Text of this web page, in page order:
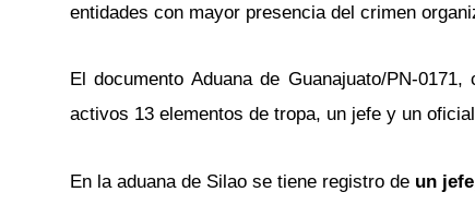
entidades con mayor presencia del crimen
El documento Aduana de Guanajuato/PN-
activos 13 elementos de tropa, un jefe y un
En la aduana de Silao se tiene registro de un